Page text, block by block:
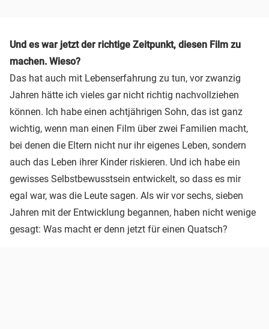
Und es war jetzt der richtige Zeitpunkt, diesen Film zu
machen. Wieso?
Das hat auch mit Lebenserfahrung zu tun, vor zwanzig
Jahren hätte ich vieles gar nicht richtig nachvollziehen
können. Ich habe einen achtjährigen Sohn, das ist ganz
wichtig, wenn man einen Film über zwei Familien macht,
bei denen die Eltern nicht nur ihr eigenes Leben, sondern
auch das Leben ihrer Kinder riskieren. Und ich habe ein
gewisses Selbstbewusstsein entwickelt, so dass es mir
egal war, was die Leute sagen. Als wir vor sechs, sieben
Jahren mit der Entwicklung begannen, haben nicht wenige
gesagt: Was macht er denn jetzt für einen Quatsch?